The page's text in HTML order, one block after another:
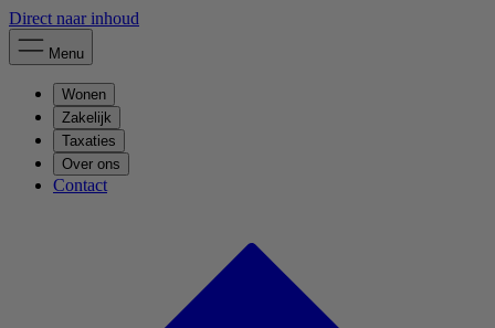
Direct naar inhoud
Menu
Wonen
Zakelijk
Taxaties
Over ons
Contact